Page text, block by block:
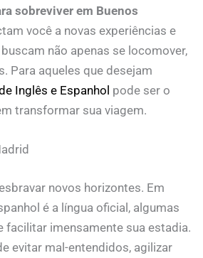
sobreviver em Buenos
você a novas experiências e
não apenas se locomover,
Para aqueles que desejam
Inglês e Espanhol pode ser o
transformar sua viagem.
novos horizontes. Em
é a língua oficial, algumas
imensamente sua estadia.
evitar mal-entendidos, agilizar